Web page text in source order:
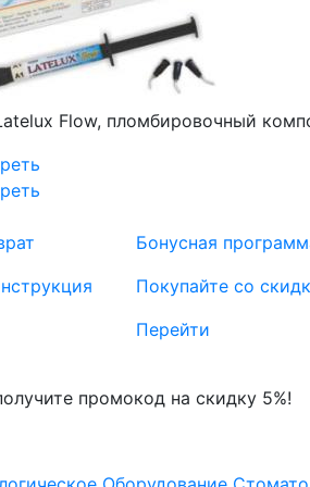
Flow, пломбировочный
Бонусная
Покупайте со
Перейти
промокод на скидку 5%!